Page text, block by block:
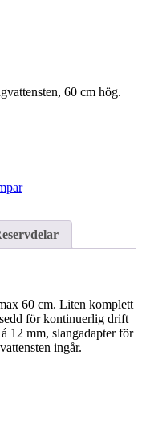
60 cm hög.
60 cm. Liten komplett
för kontinuerlig drift
12 mm, slangadapter för
ingår.